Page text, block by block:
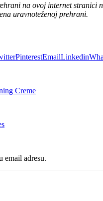
na ovoj internet stranici
uravnoteženoj prehrani.
PinterestEmailLinkedin
Creme
email adresu.